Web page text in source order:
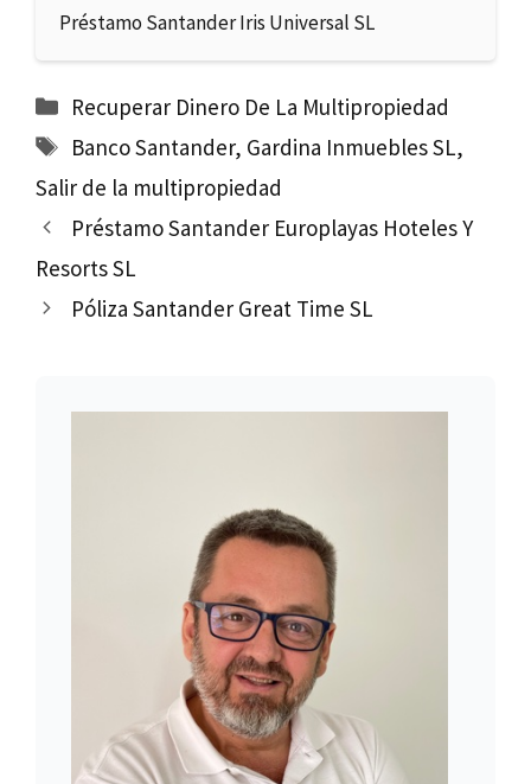
Préstamo Santander Iris Universal SL
Categorías
Recuperar Dinero De La Multipropiedad
Etiquetas
Banco Santander, Gardina Inmuebles SL,
Salir de la multipropiedad
Préstamo Santander Europlayas Hoteles Y
Resorts SL
Póliza Santander Great Time SL